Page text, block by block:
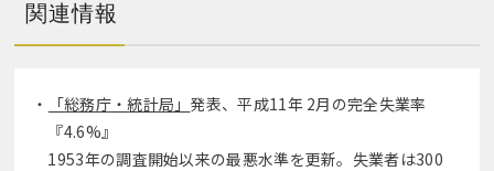
関連情報
「総務庁・統計局」 発表、平成11年 2月の完全失業率
『4.6%』
1953年の調査開始以来の最悪水準を更新。失業者は300